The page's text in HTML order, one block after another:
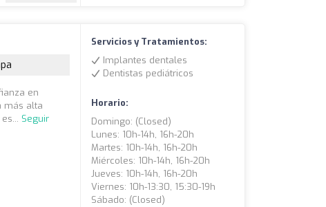
en
más alta
Seguir
Servicios y Tratamientos:
Implantes dentales
Dentistas pediátricos
Horario:
Domingo: (closed)
Lunes: 10h-14h, 16h-20h
Martes: 10h-14h, 16h-20h
Miércoles: 10h-14h, 16h-20h
Jueves: 10h-14h, 16h-20h
Viernes: 10h-13:30, 15:30-19h
Sábado: (closed)